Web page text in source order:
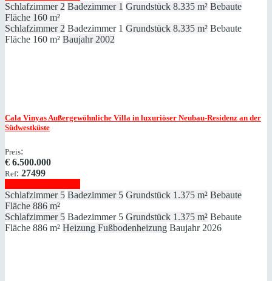
Schlafzimmer 2 Badezimmer 1 Grundstück 8.335 m² Bebaute
Fläche 160 m²
Schlafzimmer 2 Badezimmer 1 Grundstück 8.335 m² Bebaute
Fläche 160 m² Baujahr 2002
Cala Vinyas Außergewöhnliche Villa in luxuriöser Neubau-Residenz an der
Südwestküste
Preis:
€ 6.500.000
Ref: 27499
Schlafzimmer 5 Badezimmer 5 Grundstück 1.375 m² Bebaute
Fläche 886 m²
Schlafzimmer 5 Badezimmer 5 Grundstück 1.375 m² Bebaute
Fläche 886 m² Heizung Fußbodenheizung Baujahr 2026